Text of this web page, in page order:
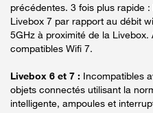
précédentes. 3 fois plus rapide
Livebox 7 par rapport au débit
5GHz à proximité de la
compatibles Wifi 7.
Livebox 6 et 7 : Incompatibles
objets connectés utilisant la
intelligente, ampoules et